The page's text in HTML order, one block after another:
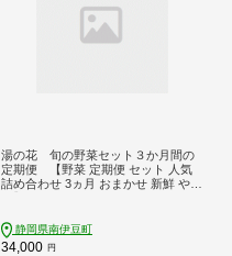
湯の花 旬の野菜セット３か月間の
定期便 【野菜 定期便 セット 人気
詰め合わせ 3ヵ月 おまかせ 新鮮 やさ
静岡県南伊豆町
34,000 円